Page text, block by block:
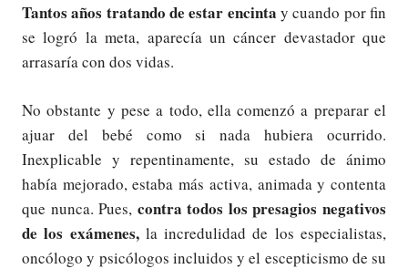
Tantos años tratando de estar encinta y cuando por fin
se logró la meta, aparecía un cáncer devastador que
arrasaría con dos vidas.
No obstante y pese a todo, ella comenzó a preparar el
ajuar del bebé como si nada hubiera ocurrido.
Inexplicable y repentinamente, su estado de ánimo
había mejorado, estaba más activa, animada y contenta
que nunca. Pues, contra todos los presagios negativos
de los exámenes,la incredulidad de los especialistas,
oncólogo y psicólogos incluidos y el escepticismo de su